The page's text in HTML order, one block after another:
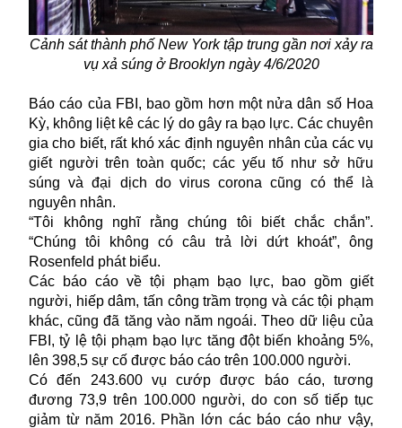
Cảnh sát thành phố New York tập trung gần nơi xảy ra
vụ xả súng ở Brooklyn ngày 4/6/2020
Báo cáo của FBI, bao gồm hơn một nửa dân số Hoa
Kỳ, không liệt kê các lý do gây ra bạo lực. Các chuyên
gia cho biết, rất khó xác định nguyên nhân của các vụ
giết người trên toàn quốc; các yếu tố như sở hữu
súng và đại dịch do virus corona cũng có thể là
nguyên nhân.
“Tôi không nghĩ rằng chúng tôi biết chắc chắn”.
“Chúng tôi không có câu trả lời dứt khoát”, ông
Rosenfeld phát biểu.
Các báo cáo về tội phạm bạo lực, bao gồm giết
người, hiếp dâm, tấn công trầm trọng và các tội phạm
khác, cũng đã tăng vào năm ngoái. Theo dữ liệu của
FBI, tỷ lệ tội phạm bạo lực tăng đột biến khoảng 5%,
lên 398,5 sự cố được báo cáo trên 100.000 người.
Có đến 243.600 vụ cướp được báo cáo, tương
đương 73,9 trên 100.000 người, do con số tiếp tục
giảm từ năm 2016. Phần lớn các báo cáo như vậy,